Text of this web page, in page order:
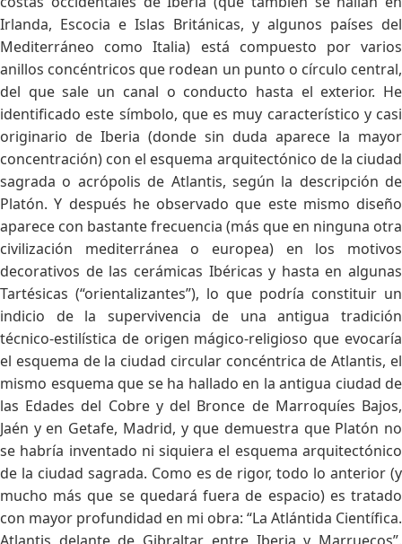
Irlanda, Escocia e Islas Británicas, y algunos países del
Mediterráneo como Italia) está compuesto por varios
anillos concéntricos que rodean un punto o círculo central,
del que sale un canal o conducto hasta el exterior. He
identificado este símbolo, que es muy característico y casi
originario de Iberia (donde sin duda aparece la mayor
concentración) con el esquema arquitectónico de la ciudad
sagrada o acrópolis de Atlantis, según la descripción de
Platón. Y después he observado que este mismo diseño
aparece con bastante frecuencia (más que en ninguna otra
civilización mediterránea o europea) en los motivos
decorativos de las cerámicas Ibéricas y hasta en algunas
Tartésicas (“orientalizantes”), lo que podría constituir un
indicio de la supervivencia de una antigua tradición
técnico-estilística de origen mágico-religioso que evocaría
el esquema de la ciudad circular concéntrica de Atlantis, el
mismo esquema que se ha hallado en la antigua ciudad de
las Edades del Cobre y del Bronce de Marroquíes Bajos,
Jaén y en Getafe, Madrid, y que demuestra que Platón no
se habría inventado ni siquiera el esquema arquitectónico
de la ciudad sagrada. Como es de rigor, todo lo anterior (y
mucho más que se quedará fuera de espacio) es tratado
con mayor profundidad en mi obra: “La Atlántida Científica.